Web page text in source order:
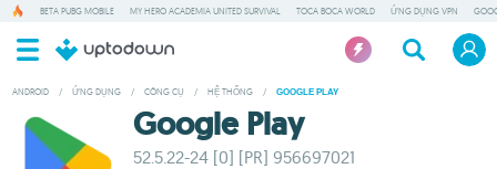
BETA PUBG MOBILE MY HERO ACADEMIA UNITED SURVIVAL TOCA BOCA WORLD ỨNG DỤNG VPN
ANDROID / ỨNG DỤNG / CÔNG CỤ / HỆ THỐNG / GOOGLE PLAY
Google Play
52.5.22-24 [0] [PR] 956697021